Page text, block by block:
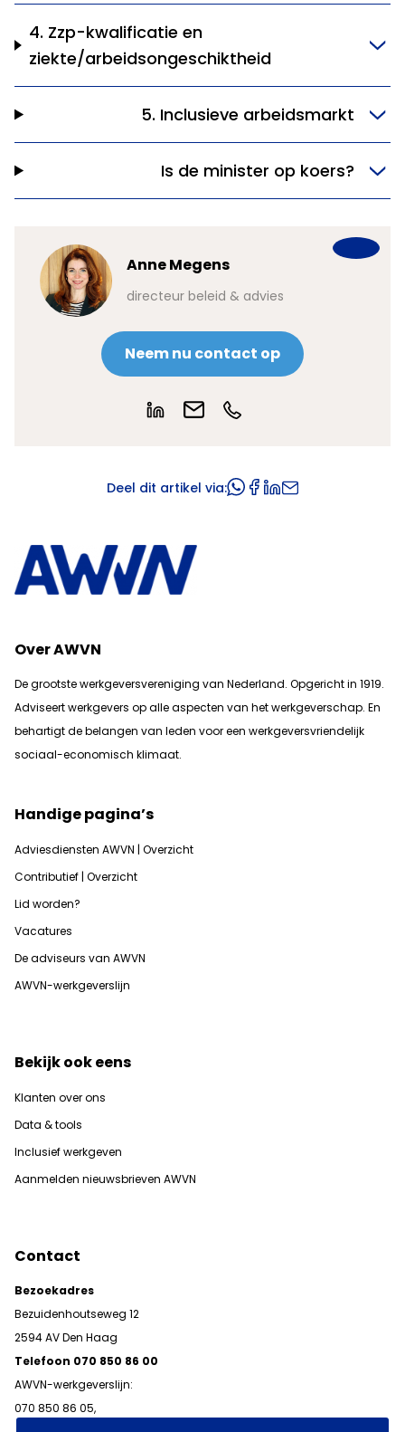
4. Zzp-kwalificatie en
ziekte/arbeidsongeschiktheid
5. Inclusieve arbeidsmarkt
Is de minister op koers?
Anne Megens
directeur beleid & advies
Neem nu contact op
Deel dit artikel via:
Over AWVN
De grootste werkgeversvereniging van Nederland. Opgericht in 1919.
Adviseert werkgevers op alle aspecten van het werkgeverschap. En
behartigt de belangen van leden voor een werkgeversvriendelijk
sociaal-economisch klimaat.
Handige pagina’s
Adviesdiensten AWVN | Overzicht
Contributief | Overzicht
Lid worden?
Vacatures
De adviseurs van AWVN
AWVN-werkgeverslijn
Bekijk ook eens
Klanten over ons
Data & tools
Inclusief werkgeven
Aanmelden nieuwsbrieven AWVN
Contact
Bezoekadres
Bezuidenhoutseweg 12
2594 AV Den Haag
Telefoon 070 850 86 00
AWVN-werkgeverslijn:
070 850 86 05,